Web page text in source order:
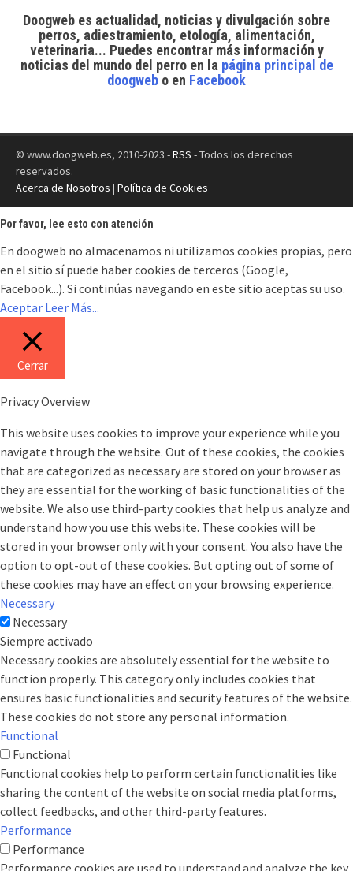
Doogweb es actualidad, noticias y divulgación sobre
perros, adiestramiento, etología, alimentación,
veterinaria... Puedes encontrar más información y
noticias del mundo del perroen la página principal de
doogweb o en Facebook
© www.doogweb.es, 2010-2023 -RSS - Todos los derechos
reservados.
Acerca de Nosotros | Política de Cookies
Por favor, lee esto con atención
En doogweb no almacenamos ni utilizamos cookies propias, pero
en el sitio sí puede haber cookies de terceros (Google,
Facebook...). Si continúas navegando en este sitio aceptas su uso.
Aceptar Leer Más...
Cerrar
Privacy Overview
This website uses cookies to improve your experience while you
navigate through the website. Out of these cookies, the cookies
that are categorized as necessary are stored on your browser as
they are essential for the working of basic functionalities of the
website. We also use third-party cookies that help us analyze and
understand how you use this website. These cookies will be
stored in your browser only with your consent. You also have the
option to opt-out of these cookies. But opting out of some of
these cookies may have an effect on your browsing experience.
Necessary
Necessary
Siempre activado
Necessary cookies are absolutely essential for the website to
function properly. This category only includes cookies that
ensures basic functionalities and security features of the website.
These cookies do not store any personal information.
Functional
Functional
Functional cookies help to perform certain functionalities like
sharing the content of the website on social media platforms,
collect feedbacks, and other third-party features.
Performance
Performance
Performance cookies are used to understand and analyze the key